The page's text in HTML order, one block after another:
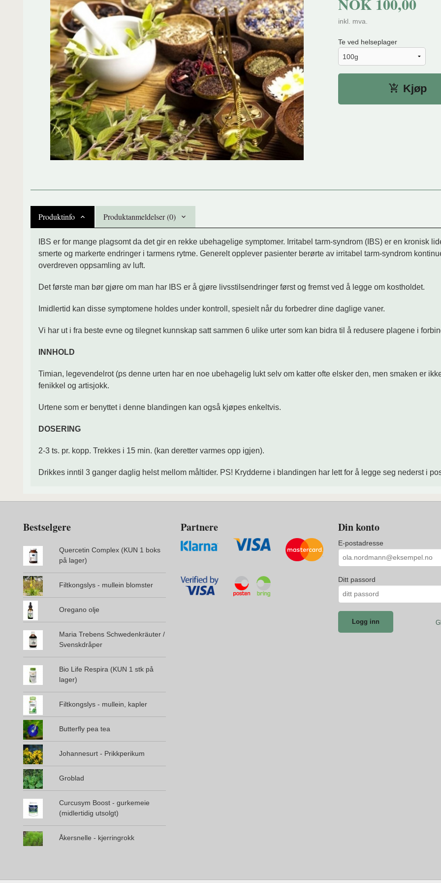
inkl. mva.
Te ved helseplager
Kjøp
Produktinfo Produktanmeldelser (0)
IBS er for mange plagsomt da det gir en rekke ubehagelige symptomer. Irritabel tarm-syndrom (IBS) er en kronisk
smerte og markerte endringer i tarmens rytme. Generelt opplever pasienter berørte av irritabel tarm-syndrom
overdreven oppsamling av luft.
Det første man bør gjøre om man har IBS er å gjøre livsstilsendringer først og fremst ved å legge om kostholdet.
Imidlertid kan disse symptomene holdes under kontroll, spesielt når du forbedrer dine daglige vaner.
Vi har ut i fra beste evne og tilegnet kunnskap satt sammen 6 ulike urter som kan bidra til å redusere plagene i
INNHOLD
Timian, legevendelrot (ps denne urten har en noe ubehagelig lukt selv om katter ofte elsker den, men smaken er
fenikkel og artisjokk.
Urtene som er benyttet i denne blandingen kan også kjøpes enkeltvis.
DOSERING
2-3 ts. pr. kopp. Trekkes i 15 min. (kan deretter varmes opp igjen).
Drikkes inntil 3 ganger daglig helst mellom måltider. PS! Krydderne i blandingen har lett for å legge seg nederst i
Bestselgere
Quercetin Complex (KUN 1 boks
på lager)
Filtkongslys - mullein blomster
Oregano olje
Maria Trebens Schwedenkräuter /
Svenskdråper
Bio Life Respira (KUN 1 stk på
lager)
Filtkongslys - mullein, kapler
Butterfly pea tea
Johannesurt - Prikkperikum
Groblad
Curcusym Boost - gurkemeie
(midlertidig utsolgt)
Åkersnelle - kjerringrokk
Partnere Din konto
E-postadresse
Ditt passord